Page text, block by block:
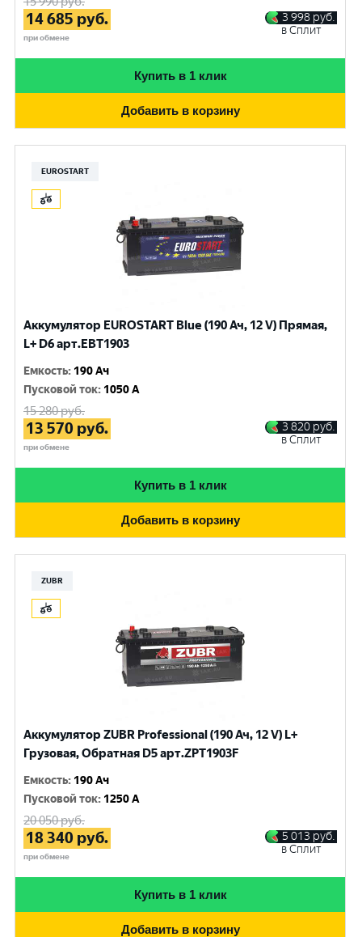
14 685 руб.
при обмене
3 998 руб.
в Сплит
Купить в 1 клик
Добавить в корзину
EUROSTART
Аккумулятор EUROSTART Blue (190 Ач, 12 V) Прямая,
L+ D6 арт.EBT1903
Емкость: 190 Ач
Пусковой ток: 1050 A
15 280руб.
13 570 руб.
при обмене
3 820 руб.
в Сплит
Купить в 1 клик
Добавить в корзину
ZUBR
Аккумулятор ZUBR Professional (190 Ач, 12 V) L+
Грузовая, Обратная D5 арт.ZPT1903F
Емкость: 190 Ач
Пусковой ток: 1250 A
20 050руб.
18 340 руб.
при обмене
5 013 руб.
в Сплит
Купить в 1 клик
Добавить в корзину